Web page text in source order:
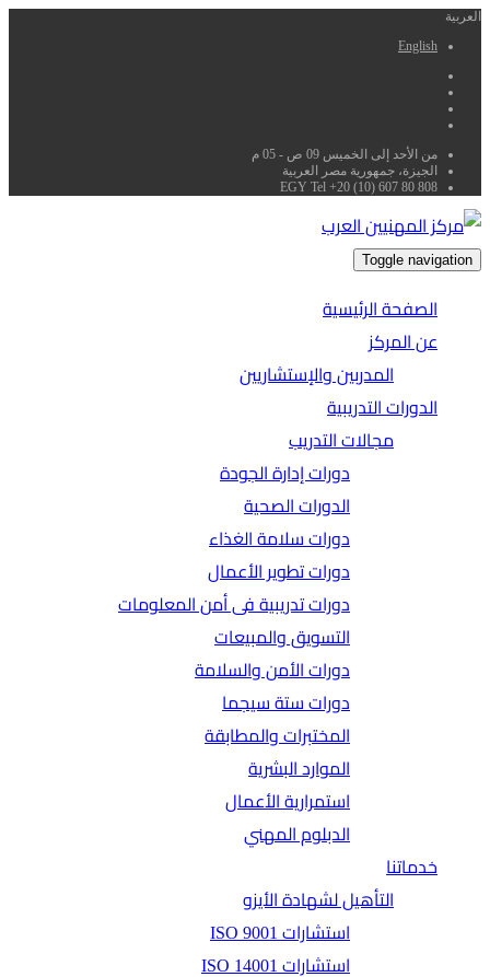
العربية
English
من الأحد إلى الخميس 09 ص - 05 م
الجيزة، جمهورية مصر العربية
EGY Tel +20 (10) 607 80 808
Toggle navigation
الصفحة الرئيسية
عن المركز
المدربين والإستشاريين
الدورات التدريبية
مجالات التدريب
دورات إدارة الجودة
الدورات الصحية
دورات سلامة الغذاء
دورات تطوير الأعمال
دورات تدريبية فى أمن المعلومات
التسويق والمبيعات
دورات الأمن والسلامة
دورات ستة سيجما
المختبرات والمطابقة
الموارد البشرية
استمرارية الأعمال
الدبلوم المهني
خدماتنا
التأهيل لشهادة الأيزو
استشارات ISO 9001
استشارات ISO 14001